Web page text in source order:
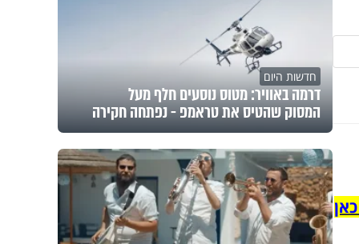
חדשות היום
דרמה באוויר: מטוס נוסעים חלף מעל
המסוק שהטיס את טראמפ - נפתחה חקירה